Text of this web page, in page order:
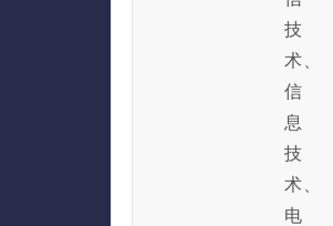
技
术、
信
息
技
术、
电